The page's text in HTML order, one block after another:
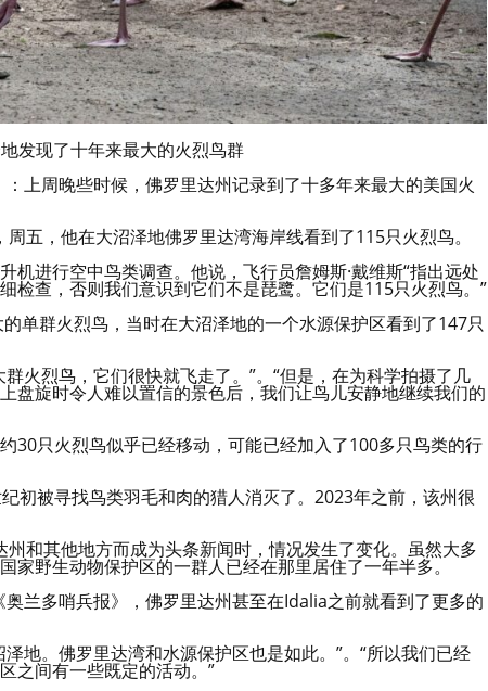
发现了十年来最大的火烈鸟群
上周晚些时候，佛罗里达州记录到了十多年来最大的美国火
五，他在大沼泽地佛罗里达湾海岸线看到了115只火烈鸟。
进行空中鸟类调查。他说，飞行员詹姆斯·戴维斯“指出远处
检查，否则我们意识到它们不是琵鹭。它们是115只火烈鸟。”
单群火烈鸟，当时在大沼泽地的一个水源保护区看到了147只
火烈鸟，它们很快就飞走了。”。“但是，在为科学拍摄了几
盘旋时令人难以置信的景色后，我们让鸟儿安静地继续我们的
30只火烈鸟似乎已经移动，可能已经加入了100多只鸟类的行
初被寻找鸟类羽毛和肉的猎人消灭了。2023年之前，该州很
和其他地方而成为头条新闻时，情况发生了变化。虽然大多
家野生动物保护区的一群人已经在那里居住了一年半多。
兰多哨兵报》，佛罗里达州甚至在Idalia之前就看到了更多的
地。佛罗里达湾和水源保护区也是如此。”。“所以我们已经
之间有一些既定的活动。”